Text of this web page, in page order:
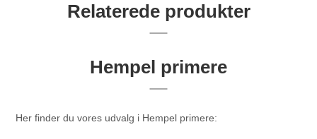
Relaterede produkter
Hempel primere
Her finder du vores udvalg i Hempel primere: